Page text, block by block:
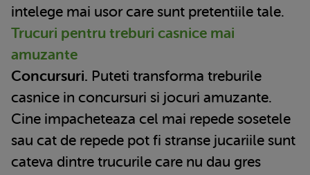
intelege mai usor care sunt pretentiile tale.
Trucuri pentru treburi casnice mai
amuzante
Concursuri. Puteti transforma treburile
casnice in concursuri si jocuri amuzante.
Cine impacheteaza cel mai repede sosetele
sau cat de repede pot fi stranse jucariile sunt
cateva dintre trucurile care nu dau gres